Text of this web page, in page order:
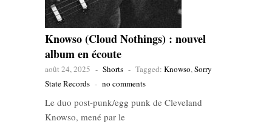
Knowso (Cloud Nothings) : nouvel
album en écoute
août 24, 2025 - Shorts - Tagged: Knowso,Sorry
State Records - no comments
Le duo post-punk/egg punk de Cleveland
Knowso, mené par le